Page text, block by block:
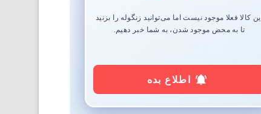
این کالا فعلا موجود نیست اما می‌توانید زنگوله را بزنید
تا به محض موجود شدن، به شما خبر دهیم.
اطلاع بده